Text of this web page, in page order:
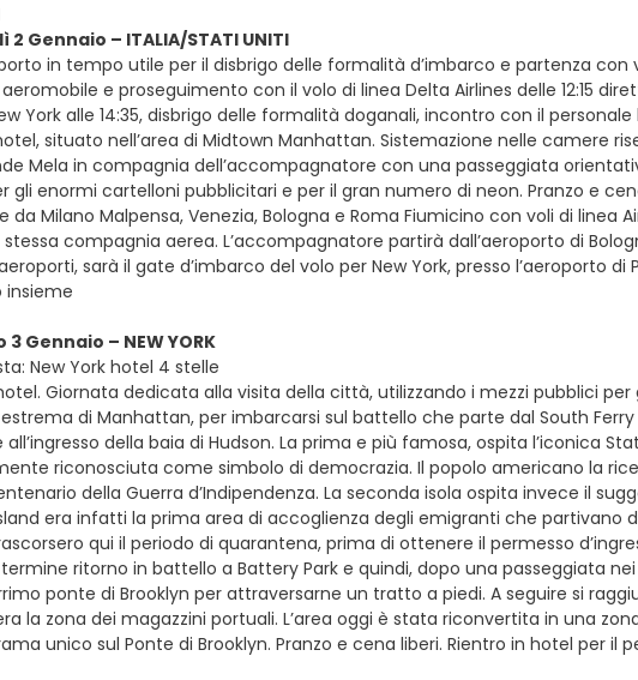
Gennaio – ITALIA/STATI UNITI
in tempo utile per il disbrigo delle formalità d’imbarco e partenza con
e proseguimento con il volo di linea Delta Airlines delle 12:15
York alle 14:35, disbrigo delle formalità doganali, incontro con il
situato nell’area di Midtown Manhattan. Sistemazione nelle camere
Mela in compagnia dell’accompagnatore con una passeggiata
gli enormi cartelloni pubblicitari e per il gran numero di neon. Pranzo e
da Milano Malpensa, Venezia, Bologna e Roma Fiumicino con voli di linea
compagnia aerea. L’accompagnatore partirà dall’aeroporto di
sarà il gate d’imbarco del volo per New York, presso l’aeroporto
insieme
Gennaio – NEW YORK
New York hotel 4 stelle
Giornata dedicata alla visita della città, utilizzando i mezzi pubblici
di Manhattan, per imbarcarsi sul battello che parte dal South Ferry
della baia di Hudson. La prima e più famosa, ospita l’iconica
riconosciuta come simbolo di democrazia. Il popolo americano la
della Guerra d’Indipendenza. La seconda isola ospita invece il
era infatti la prima area di accoglienza degli emigranti che partivano
qui il periodo di quarantena, prima di ottenere il permesso
ritorno in battello a Battery Park e quindi, dopo una passeggiata
ponte di Brooklyn per attraversarne un tratto a piedi. A seguire si
la zona dei magazzini portuali. L’area oggi è stata riconvertita in una
unico sul Ponte di Brooklyn. Pranzo e cena liberi. Rientro in hotel per il